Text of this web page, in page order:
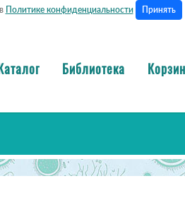
Политике конфиденциальности Принять
Библиотека